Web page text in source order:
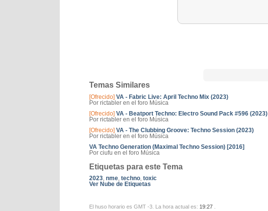
Temas Similares
[Ofrecido] VA - Fabric Live: April Techno Mix (2023)
Por rictabler en el foro Música
[Ofrecido] VA - Beatport Techno: Electro Sound Pack #596 (2023)
Por rictabler en el foro Música
[Ofrecido] VA - The Clubbing Groove: Techno Session (2023)
Por rictabler en el foro Música
VA Techno Generation (Maximal Techno Session) [2016]
Por ciufu en el foro Música
Etiquetas para este Tema
2023, nme, techno, toxic
Ver Nube de Etiquetas
El huso horario es GMT -3. La hora actual es: 19:27